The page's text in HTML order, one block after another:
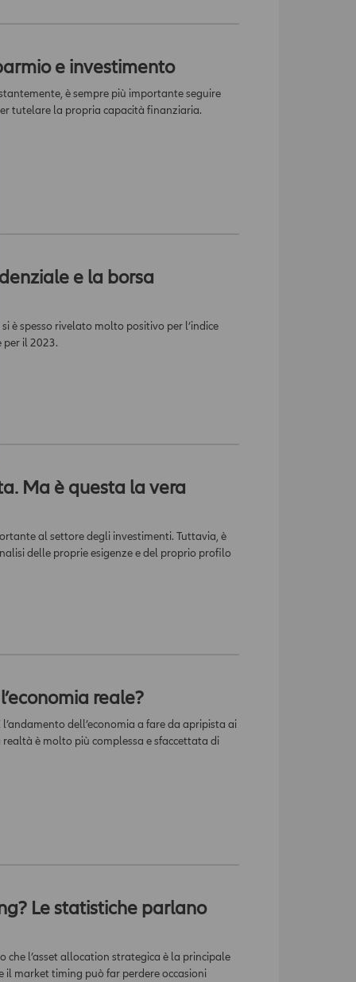
e investimento
è sempre più importante seguire
tutelare la propria capacità finanziaria.
e la borsa
è spesso rivelato molto positivo per l’indice
per il 2023.
Ma è questa la vera
al settore degli investimenti. Tuttavia, è
delle proprie esigenze e del proprio profilo
reale?
dell’economia a fare da apripista ai
è molto più complessa e sfaccettata di
Le statistiche parlano
l’asset allocation strategica è la principale
market timing può far perdere occasioni